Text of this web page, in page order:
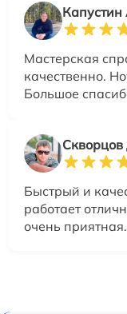
Капустин
Мастерская
качественно.
Большое
Быстрый и
работает
очень